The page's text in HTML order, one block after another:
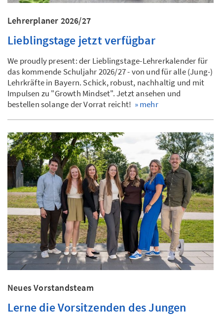
Lehrerplaner 2026/27
Lieblingstage jetzt verfügbar
We proudly present: der Lieblingstage-Lehrerkalender für
das kommende Schuljahr 2026/27 - von und für alle (Jung-)
Lehrkräfte in Bayern. Schick, robust, nachhaltig und mit
Impulsen zu "Growth Mindset". Jetzt ansehen und
bestellen solange der Vorrat reicht! » mehr
Neues Vorstandsteam
Lerne die Vorsitzenden des Jungen